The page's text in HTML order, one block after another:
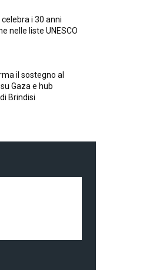
i 30 anni
nelle liste UNESCO
il sostegno al
Gaza e hub
Brindisi